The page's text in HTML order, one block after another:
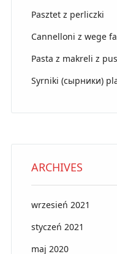
Pasztet z perliczki
Cannelloni z wege
Pasta z makreli z
Syrniki (сырники)
ARCHIVES
wrzesień 2021
styczeń 2021
maj 2020